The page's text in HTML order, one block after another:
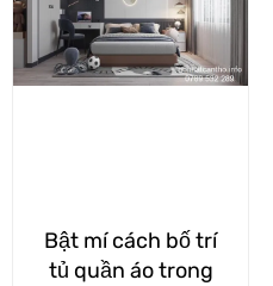
Bật mí cách bố trí
tủ quần áo trong